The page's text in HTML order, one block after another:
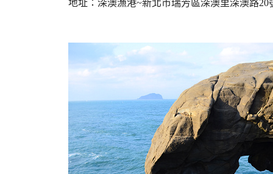
地址：深澳漁港~新北市瑞芳區深澳里深澳路20